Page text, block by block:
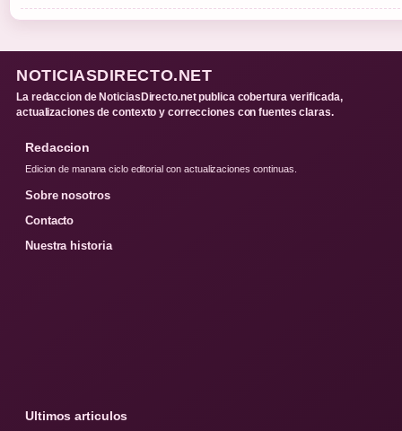
NOTICIASDIRECTO.NET
La redaccion de NoticiasDirecto.net publica cobertura verificada,
actualizaciones de contexto y correcciones con fuentes claras.
Redaccion
Edicion de manana ciclo editorial con actualizaciones continuas.
Sobre nosotros
Contacto
Nuestra historia
Ultimos articulos